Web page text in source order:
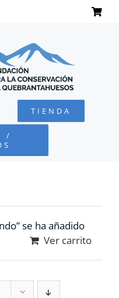
TIENDA
/
se ha añadido
Ver carrito